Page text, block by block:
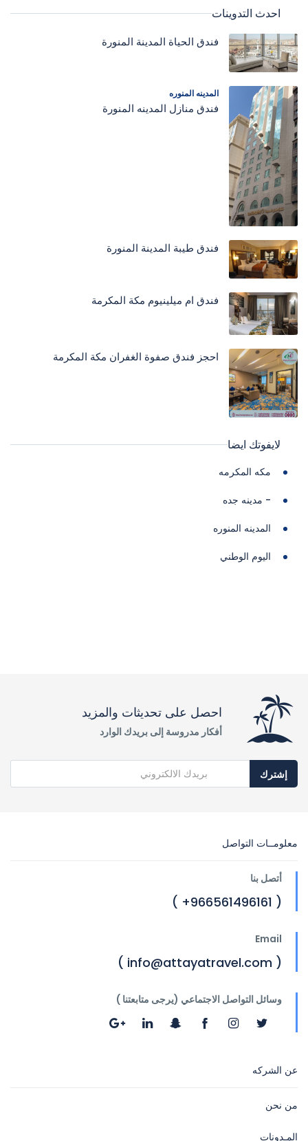
احدث التدوينات
فندق الحياة المدينة المنورة
المدينه المنوره
فندق منازل المدينه المنورة
فندق طيبة المدينة المنورة
فندق ام ميلينيوم مكة المكرمة
احجز فندق صفوة الغفران مكة المكرمة
لايفوتك ايضا
مكه المكرمه
- مدينه جده
المدينه المنوره
اليوم الوطني
احصل على تحديثات والمزيد
أفكار مدروسة إلى بريدك الوارد
إشترك
معلومــات التواصل
أتصل بنا
( 966561496161+ )
Email
( info@attayatravel.com )
وسائل التواصل الاجتماعي (يرجى متابعتنا )
عن الشركه
من نحن
المـدونات